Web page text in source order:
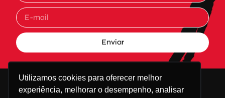
Utilizamos cookies para oferecer melhor
experiência, melhorar o desempenho, analisar
Enviar
Alternative: